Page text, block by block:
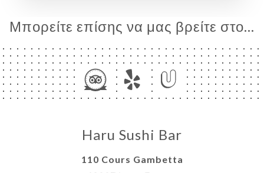
Μπορείτε επίσης να μας βρείτε στο...
Haru Sushi Bar
110 Cours Gambetta